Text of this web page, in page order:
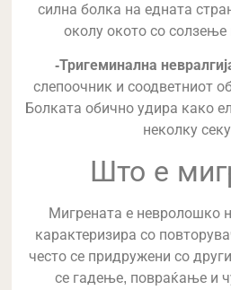
силна болка на едната
околу окото со солзење
-Тригеминална
слепоочник и соодветниот
Болката обично удира како
неколку
Што е
Мигрената е невролошко
карактеризира со
често се придружени со
се гадење, повраќање и